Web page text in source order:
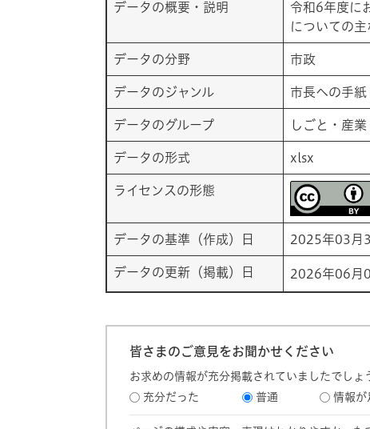
データの概要・説明
令和6年度に
についての主
データの分野 市政
データのジャンル 市長への手紙
データのグループ しごと・産
データの形式 xlsx
ライセンスの形態
データの基準（作成）日 2025年03月
データの更新（掲載）日 2026年06月
皆さまのご意見をお聞かせください
お求めの情報が充分掲載されていましたでしょ
充分だった
普通 情報が